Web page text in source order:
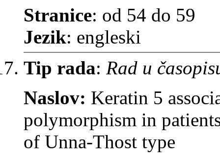
Stranice: od 54 do 59
Jezik: engleski
Tip rada: Rad u
Naslov: Keratin 5
polymorphism in
of Unna-Thost type